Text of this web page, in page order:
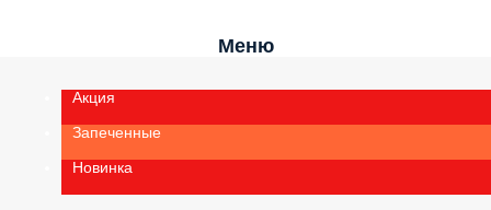
Меню
Акция
Запеченные
Новинка